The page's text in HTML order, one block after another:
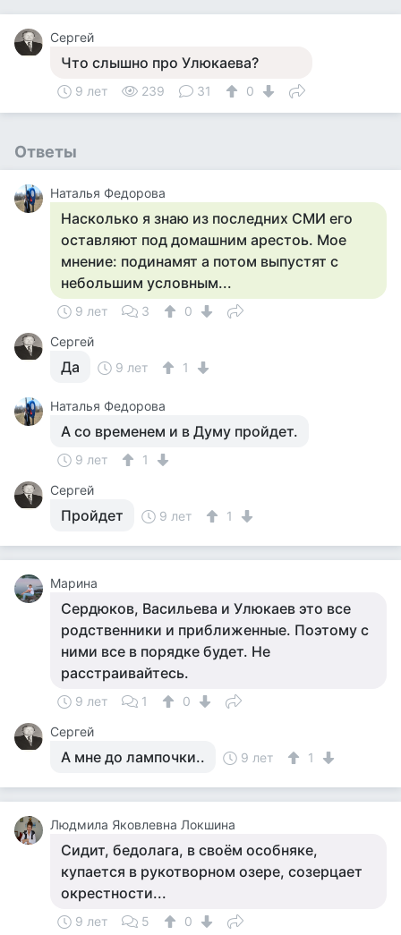
Сергей
Что слышно про Улюкаева?
9 лет 239 31 0
Ответы
Наталья Федорова
Насколько я знаю из последних СМИ его
оставляют под домашним арестоь. Мое
мнение: подинамят а потом выпустят с
небольшим условным...
9 лет 3
0
Сергей
Да 9 лет 1
Наталья Федорова
А со временем и в Думу пройдет.
9 лет
1
Сергей
Пройдет 9 лет 1
Марина
Сердюков, Васильева и Улюкаев это все
родственники и приближенные. Поэтому с
ними все в порядке будет. Не
расстраивайтесь.
9 лет 1
0
Сергей
А мне до лампочки.. 9 лет 1
Людмила Яковлевна Локшина
Сидит, бедолага, в своём особняке,
купается в рукотворном озере, созерцает
окрестности...
9 лет 5
0